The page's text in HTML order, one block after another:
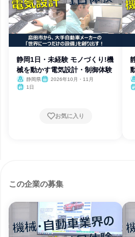
静岡1日・未経験 モノづくり!機
械を動かす電気設計・制御体験
静岡県
2026年10月・11月
1日
お気に入り
この企業の募集